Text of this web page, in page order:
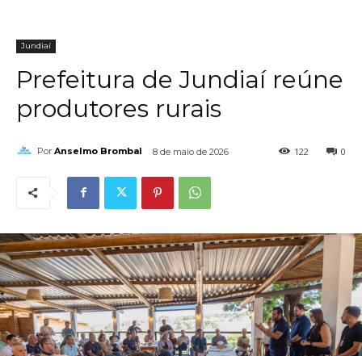
Jundiaí
Prefeitura de Jundiaí reúne
produtores rurais
Por Anselmo Brombal 8 de maio de 2026 0
122